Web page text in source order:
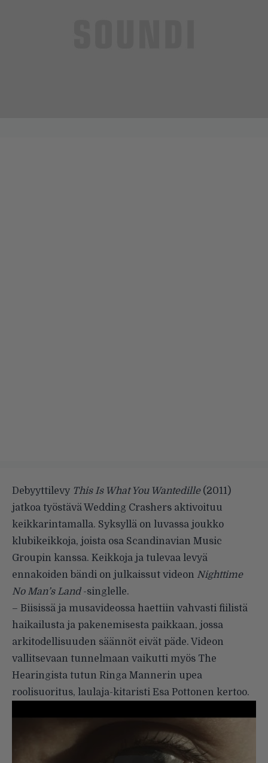
Debyyttilevy This Is What You Wantedille(2011)
jatkoa työstävä Wedding Crashers aktivoituu
keikkarintamalla. Syksyllä on luvassa joukko
klubikeikkoja, joista osa Scandinavian Music
Groupin kanssa. Keikkoja ja tulevaa levyä
ennakoiden bändi on julkaissut videon Nighttime
No Man’s Land-singlelle.
– Biisissä ja musavideossa haettiin vahvasti fiilistä
haikailusta ja pakenemisesta paikkaan, jossa
arkitodellisuuden säännöt eivät päde. Videon
vallitsevaan tunnelmaan vaikutti myös The
Hearingista tutun Ringa Mannerin upea
roolisuoritus, laulaja-kitaristi Esa Pottonen kertoo.